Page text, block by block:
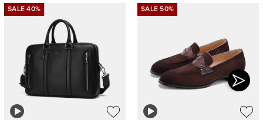
SALE 40% SALE 50%